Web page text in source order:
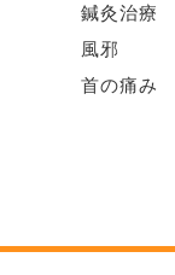
鍼灸治療
風邪
首の痛み